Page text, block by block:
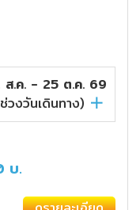
ส.ค. - 25 ต.ค. 69
ช่วงวันเดินทาง)
บ.